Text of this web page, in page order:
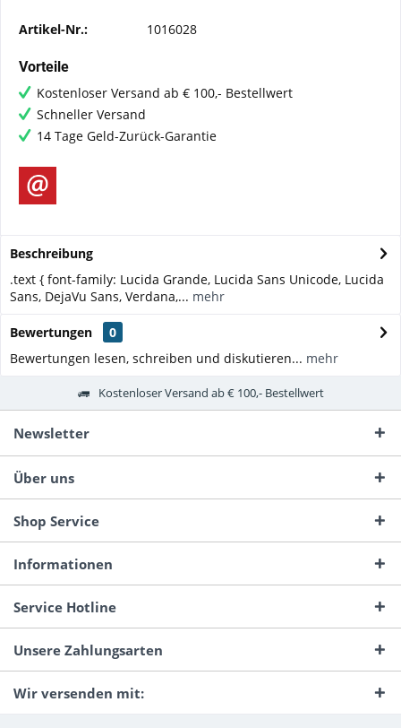
Artikel-Nr.: 1016028
Vorteile
Kostenloser Versand ab € 100,- Bestellwert
Schneller Versand
14 Tage Geld-Zurück-Garantie
Beschreibung
.text { font-family: Lucida Grande, Lucida Sans Unicode, Lucida
Sans, DejaVu Sans, Verdana,... mehr
Bewertungen
0
Bewertungen lesen, schreiben und diskutieren... mehr
Kostenloser Versand ab € 100,- Bestellwert
Newsletter
Über uns
Shop Service
Informationen
Service Hotline
Unsere Zahlungsarten
Wir versenden mit: